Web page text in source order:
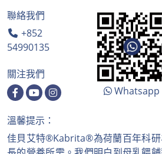
聯絡我們
+852
54990135
關注我們
Whatsapp
溫馨提示：
佳貝艾特®Kabrita®為荷蘭百年科研